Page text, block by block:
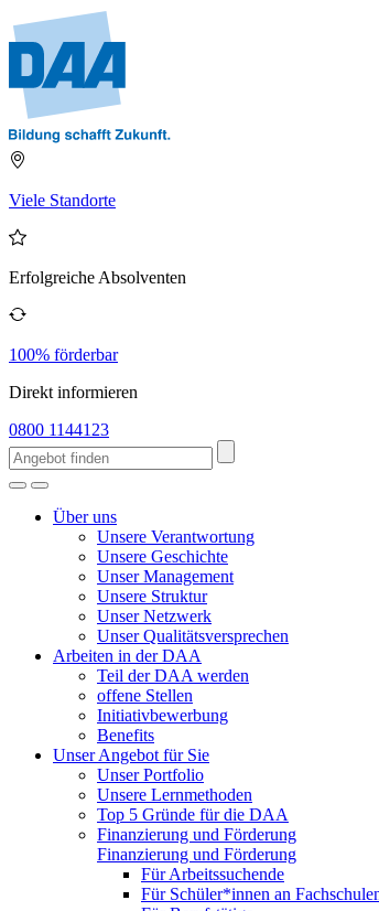
Viele Standorte
Erfolgreiche Absolventen
100% förderbar
Direkt informieren
0800 1144123
Über uns
Unsere Verantwortung
Unsere Geschichte
Unser Management
Unsere Struktur
Unser Netzwerk
Unser Qualitätsversprechen
Arbeiten in der DAA
Teil der DAA werden
offene Stellen
Initiativbewerbung
Benefits
Unser Angebot für Sie
Unser Portfolio
Unsere Lernmethoden
Top 5 Gründe für die DAA
Finanzierung und Förderung
Finanzierung und Förderung
Für Arbeitssuchende
Für Schüler*innen an